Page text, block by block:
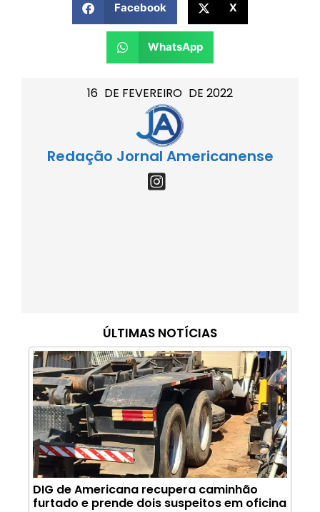
16 DE FEVEREIRO DE 2022
Redação Jornal Americanense
ÚLTIMAS NOTÍCIAS
DIG de Americana recupera caminhão
furtado e prende dois suspeitos em oficina
Facebook X
WhatsApp